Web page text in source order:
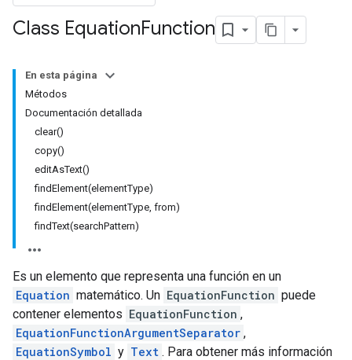
Class EquationFunction
En esta página
Métodos
Documentación detallada
clear()
copy()
editAsText()
findElement(elementType)
findElement(elementType, from)
findText(searchPattern)
Es un elemento que representa una función en un
Equation matemático. Un EquationFunction puede
contener elementos EquationFunction ,
EquationFunctionArgumentSeparator ,
EquationSymbol y Text . Para obtener más información